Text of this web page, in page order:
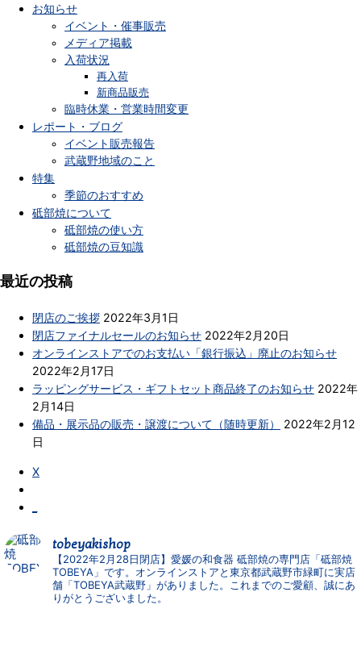
お知らせ
イベント・催事販売
メディア掲載
入荷状況
再入荷
新商品販売
臨時休業・営業時間変更
レポート・ブログ
イベント販売報告
武蔵野地域のこと
特集
季節のおすすめ
砥部焼について
砥部焼の使い方
砥部焼の豆知識
最近の投稿
閉店のご挨拶 2022年3月1日
閉店ファイナルセールのお知らせ 2022年2月20日
オンラインストアでのお支払い「銀行振込」廃止のお知らせ
2022年2月17日
ラッピングサービス・ギフトセット商品終了のお知らせ 2022年
2月14日
備品・展示品の販売・譲渡について（随時更新）
2022年2月12
日
X
tobeyakishop
【2022年2月28日閉店】愛媛の和食器 砥部焼の専門店「砥部焼
TOBEYA」です。オンラインストアと東京都武蔵野市緑町に実店
舗「TOBEYA武蔵野」がありました。これまでのご愛顧、誠にあ
りがとうございました。